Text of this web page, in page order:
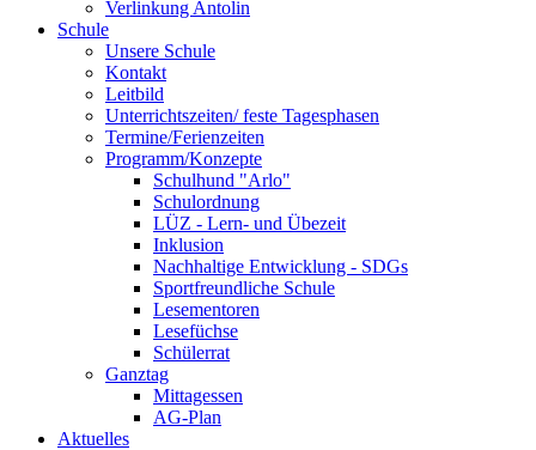
Verlinkung Antolin
Schule
Unsere Schule
Kontakt
Leitbild
Unterrichtszeiten/ feste Tagesphasen
Termine/Ferienzeiten
Programm/Konzepte
Schulhund "Arlo"
Schulordnung
LÜZ - Lern- und Übezeit
Inklusion
Nachhaltige Entwicklung - SDGs
Sportfreundliche Schule
Lesementoren
Lesefüchse
Schülerrat
Ganztag
Mittagessen
AG-Plan
Aktuelles